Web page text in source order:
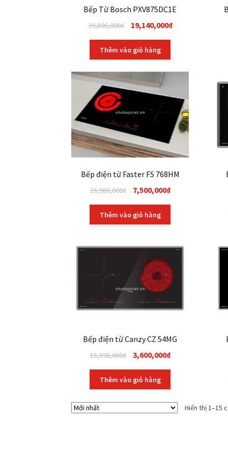
Bếp Từ Bosch PXV875DC1E
39,800,000₫
Original
was:
39,800,000₫.
19,140,000₫Current
Thêm vào giỏ hàng
Bếp điện từ Faster FS 768HM
15,980,000₫
Original
was:
15,980,000₫.
7,500,000₫Current
7,500,000₫.
Thêm vào giỏ hàng
Bếp điện từ Canzy CZ 54MG
15,890,000₫
Original
was:
15,890,000₫.
3,600,000₫Current
3,600,000₫.
Thêm vào giỏ hàng
Hiển thị 1–15